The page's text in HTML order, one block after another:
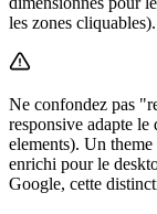
les zones cliquables).
Ne confondez pas
responsive adapte le
elements). Un
enrichi pour le
Google, cette